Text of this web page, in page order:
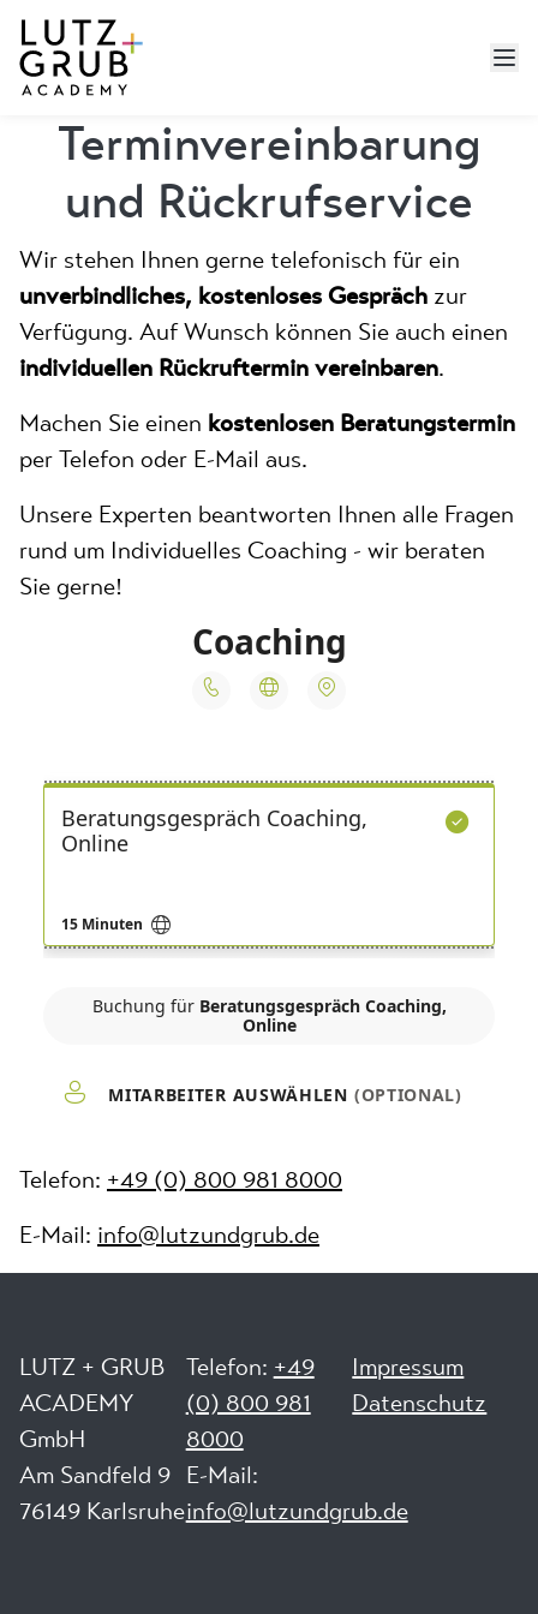
Termin­vereinbarung
und Rückruf­service
Wir stehen Ihnen gerne telefonisch für ein
unverbindliches, kostenloses Gespräch zur
Verfügung. Auf Wunsch können Sie auch einen
individuellen Rückruftermin vereinbaren.
Machen Sie einen kostenlosen Beratungstermin
per Telefon oder E-Mail aus.
Unsere Experten beantworten Ihnen alle Fragen
rund um Individuelles Coaching - wir beraten
Sie gerne!
Telefon: +49 (0) 800 981 8000
E-Mail: info@lutzundgrub.de
LUTZ + GRUB
ACADEMY
GmbH
Am Sandfeld 9
76149 Karlsruhe
Telefon: +49
(0) 800 981
8000
E-Mail:
info@lutzundgrub.de
Impressum
Datenschutz